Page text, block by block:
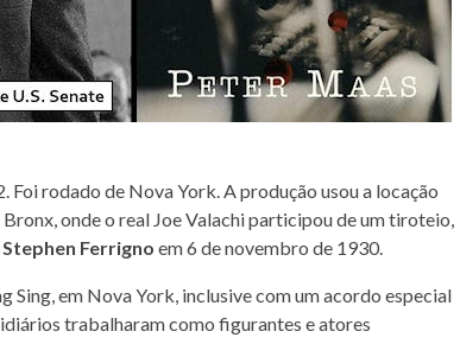
rodado de Nova York. A produção usou a locação
Bronx, onde o real Joe Valachi participou de um tiroteio,
Stephen Ferrigno em 6 de novembro de 1930.
Sing, em Nova York, inclusive com um acordo especial
trabalharam como figurantes e atores